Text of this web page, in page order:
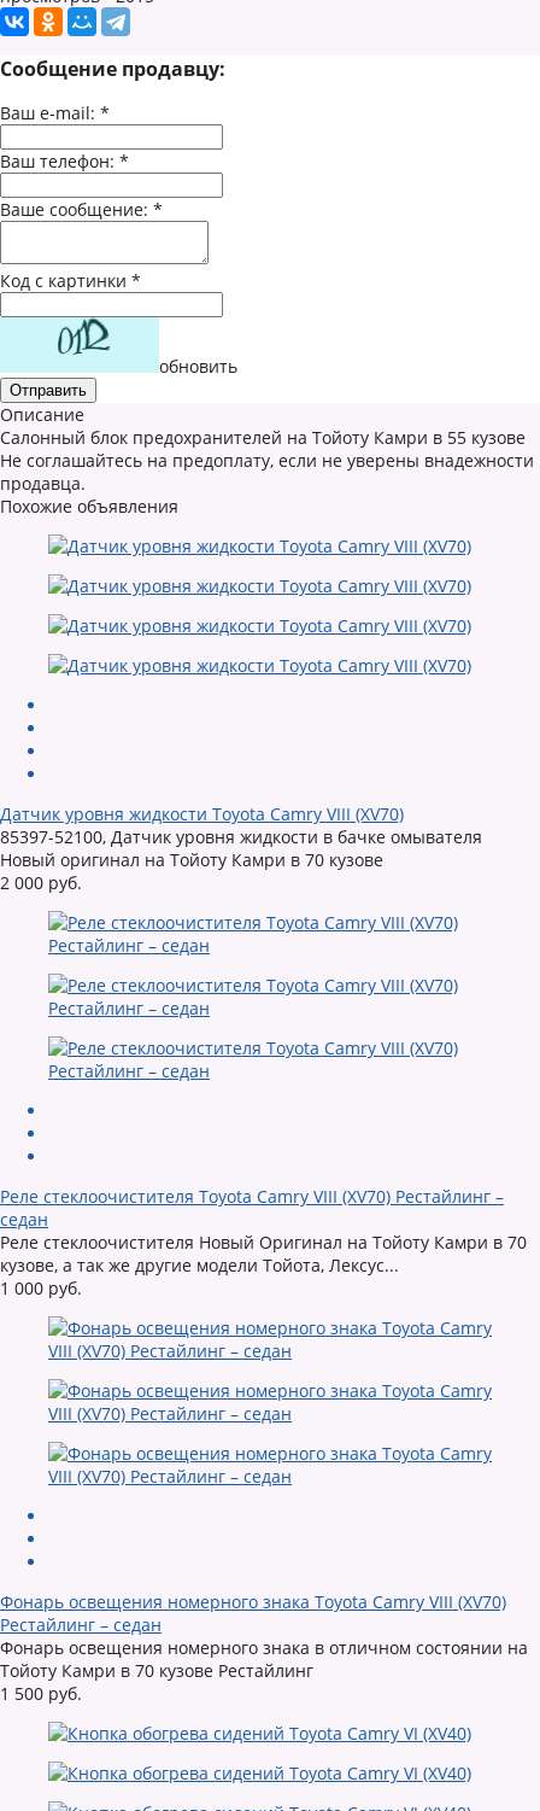
Сообщение продавцу:
Ваш e-mail: *
Ваш телефон: *
Ваше сообщение: *
Код с картинки *
обновить
Описание
Салонный блок предохранителей на Тойоту Камри в 55 кузове
Не соглашайтесь на предоплату, если не уверены внадежности
продавца.
Похожие объявления
Датчик уровня жидкости Toyota Camry VIII (XV70)
85397-52100, Датчик уровня жидкости в бачке омывателя
Новый оригинал на Тойоту Камри в 70 кузове
2 000 руб.
Реле стеклоочистителя Toyota Camry VIII (XV70) Рестайлинг –
седан
Реле стеклоочистителя Новый Оригинал на Тойоту Камри в 70
кузове, а так же другие модели Тойота, Лексус...
1 000 руб.
Фонарь освещения номерного знака Toyota Camry VIII (XV70)
Рестайлинг – седан
Фонарь освещения номерного знака в отличном состоянии на
Тойоту Камри в 70 кузове Рестайлинг
1 500 руб.